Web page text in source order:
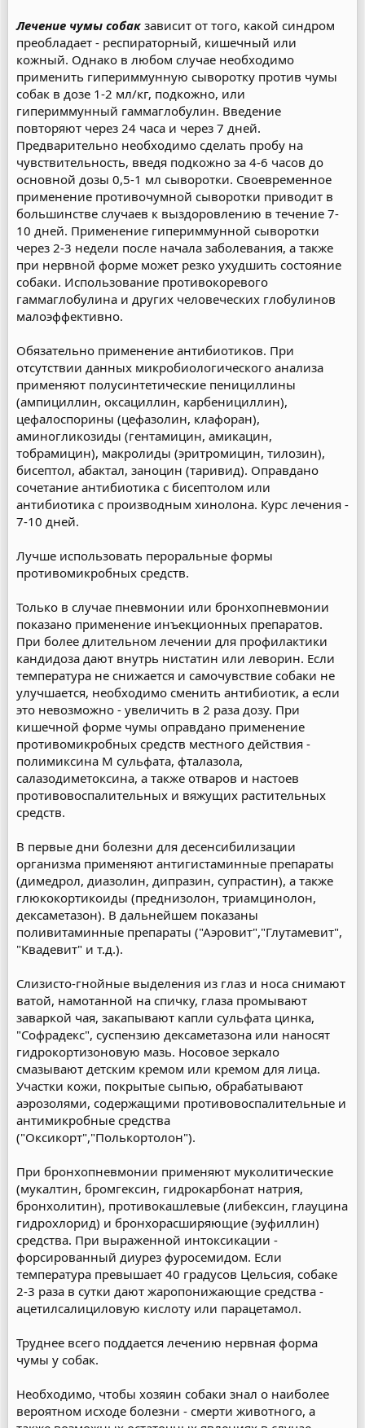
Лечение чумы собак зависит от того, какой синдром
преобладает - респираторный, кишечный или
кожный. Однако в любом случае необходимо
применить гипериммунную сыворотку против чумы
собак в дозе 1-2 мл/кг, подкожно, или
гипериммунный гаммаглобулин. Введение
повторяют через 24 часа и через 7 дней.
Предварительно необходимо сделать пробу на
чувствительность, введя подкожно за 4-6 часов до
основной дозы 0,5-1 мл сыворотки. Своевременное
применение противочумной сыворотки приводит в
большинстве случаев к выздоровлению в течение 7-
10 дней. Применение гипериммунной сыворотки
через 2-3 недели после начала заболевания, а также
при нервной форме может резко ухудшить состояние
собаки. Использование противокоревого
гаммаглобулина и других человеческих глобулинов
малоэффективно.
Обязательно применение антибиотиков. При
отсутствии данных микробиологического анализа
применяют полусинтетические пенициллины
(ампициллин, оксациллин, карбенициллин),
цефалоспорины (цефазолин, клафоран),
аминогликозиды (гентамицин, амикацин,
тобрамицин), макролиды (эритромицин, тилозин),
бисептол, абактал, заноцин (таривид). Оправдано
сочетание антибиотика с бисептолом или
антибиотика с производным хинолона. Курс лечения -
7-10 дней.
Лучше использовать пероральные формы
противомикробных средств.
Только в случае пневмонии или бронхопневмонии
показано применение инъекционных препаратов.
При более длительном лечении для профилактики
кандидоза дают внутрь нистатин или леворин. Если
температура не снижается и самочувствие собаки не
улучшается, необходимо сменить антибиотик, а если
это невозможно - увеличить в 2 раза дозу. При
кишечной форме чумы оправдано применение
противомикробных средств местного действия -
полимиксина М сульфата, фталазола,
салазодиметоксина, а также отваров и настоев
противовоспалительных и вяжущих растительных
средств.
В первые дни болезни для десенсибилизации
организма применяют антигистаминные препараты
(димедрол, диазолин, дипразин, супрастин), а также
глюкокортикоиды (преднизолон, триамцинолон,
дексаметазон). В дальнейшем показаны
поливитаминные препараты ("Аэровит","Глутамевит",
"Квадевит" и т.д.).
Слизисто-гнойные выделения из глаз и носа снимают
ватой, намотанной на спичку, глаза промывают
заваркой чая, закапывают капли сульфата цинка,
"Софрадекс", суспензию дексаметазона или наносят
гидрокортизоновую мазь. Носовое зеркало
смазывают детским кремом или кремом для лица.
Участки кожи, покрытые сыпью, обрабатывают
аэрозолями, содержащими противовоспалительные и
антимикробные средства
("Оксикорт","Полькортолон").
При бронхопневмонии применяют муколитические
(мукалтин, бромгексин, гидрокарбонат натрия,
бронхолитин), противокашлевые (либексин, глауцина
гидрохлорид) и бронхорасширяющие (эуфиллин)
средства. При выраженной интоксикации -
форсированный диурез фуросемидом. Если
температура превышает 40 градусов Цельсия, собаке
2-3 раза в сутки дают жаропонижающие средства -
ацетилсалициловую кислоту или парацетамол.
Труднее всего поддается лечению нервная форма
чумы у собак.
Необходимо, чтобы хозяин собаки знал о наиболее
вероятном исходе болезни - смерти животного, а